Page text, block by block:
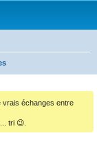
vrais échanges entre
tri 😉.